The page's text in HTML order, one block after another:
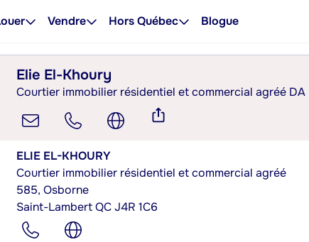
Vendre Hors Québec Blogue
Elie El-Khoury
Courtier immobilier résidentiel et commercial agréé DA
ELIE EL-KHOURY
Courtier immobilier résidentiel et commercial agréé
585, Osborne
Saint-Lambert QC J4R 1C6